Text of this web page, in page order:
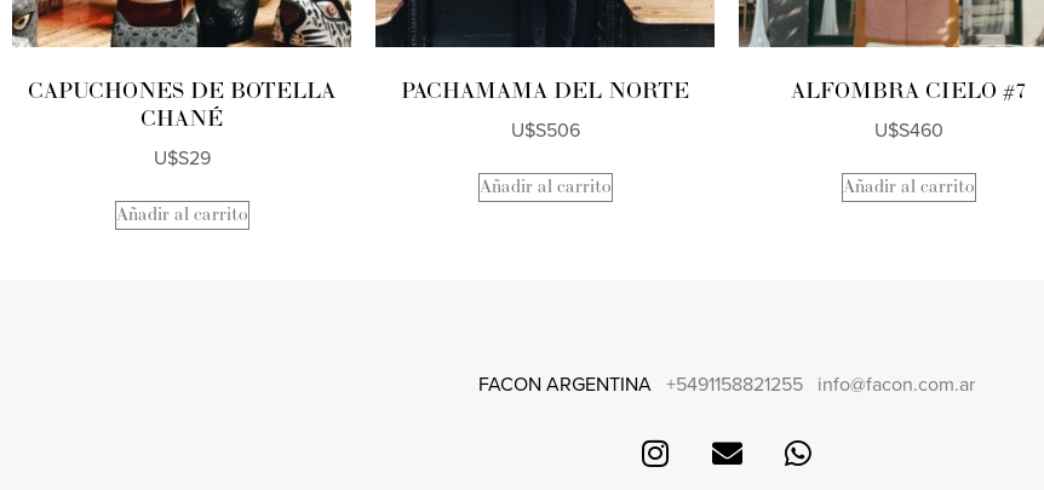
CAPUCHONES DE BOTELLA
CHANÉ
U$S29
Añadir al carrito
PACHAMAMA DEL NORTE
U$S506
Añadir al carrito
ALFOMBRA CIELO #7
U$S460
Añadir al carrito
FACON ARGENTINA +5491158821255 info@facon.com.ar